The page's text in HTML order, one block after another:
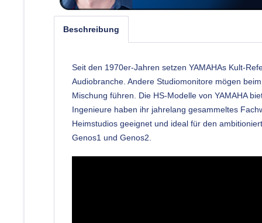
Beschreibung
Seit den 1970er-Jahren setzen YAMAHAs Kult-
Audiobranche. Andere Studiomonitore mögen
Mischung führen. Die HS-Modelle von YAMAHA
Ingenieure haben ihr jahrelang gesammeltes
Heimstudios geeignet und ideal für den
Genos1 und Genos2.